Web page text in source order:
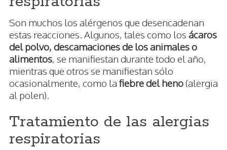
Son muchos los alérgenos que desencadenan
estas reacciones. Algunos, tales como los ácaros
del polvo, descamaciones de los animales o
alimentos, se manifiestan durante todo el año,
mientras que otros se manifiestan sólo
ocasionalmente, como la fiebre del heno(alergia
al polen).
Tratamiento de las alergias
respiratorias